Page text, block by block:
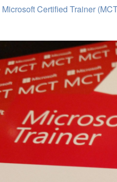
Microsoft Certified Trainer